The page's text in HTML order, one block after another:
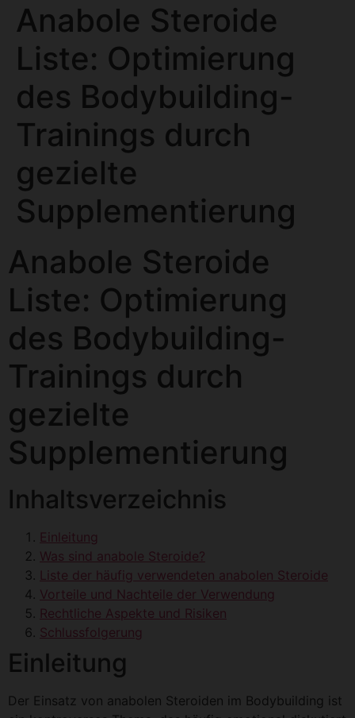
Anabole Steroide
Liste: Optimierung
des Bodybuilding-
Trainings durch
gezielte
Supplementierung
Anabole Steroide
Liste: Optimierung
des Bodybuilding-
Trainings durch
gezielte
Supplementierung
Inhaltsverzeichnis
Einleitung
Was sind anabole Steroide?
Liste der häufig verwendeten anabolen Steroide
Vorteile und Nachteile der Verwendung
Rechtliche Aspekte und Risiken
Schlussfolgerung
Einleitung
Der Einsatz von anabolen Steroiden im Bodybuilding ist